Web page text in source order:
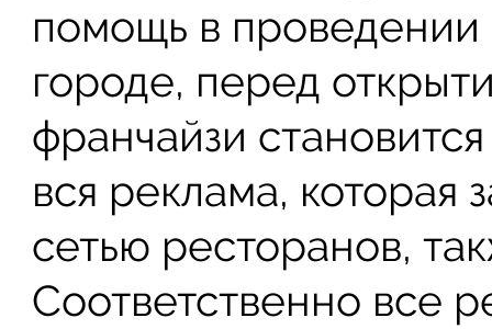
помощь в
городе, перед
франчайзи
вся реклама, которая
сетью ресторанов,
Соответственно все